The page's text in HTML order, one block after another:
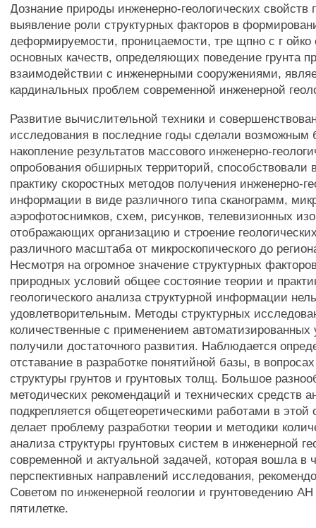
Дознание природы инженерно-геологических свойств
выявление роли структурных факторов в
деформируемости, проницаемости, тре щпно с г ойко
основных качеств, определяющих поведение грунта
взаимодействии с инженерными сооружениями,
кардинальных проблем современной инженерной
Развитие вычислительной техники и
исследования в последние годы сделали возможным
накопление результатов массового инженерно-
опробования обширных территорий, способствовали
практику скоростных методов получения инженерно-
информации в виде различного типа сканограмм,
аэрофотоснимков, схем, рисунков, телевизионных
отображающих организацию и строение
различного масштаба от микроскопического до
Несмотря на огромное значение структурных
природных условий общее состояние теории и
геологического анализа структурной информации
удовлетворительным. Методы структурных
количественные с применением автоматизированных
получили достаточного развития. Наблюдается
отставание в разработке понятийной базы, в
структуры грунтов и грунтовых толщ. Большое
методических рекомендаций и технических средств
подкрепляется общетеоретическими работами в этой
делает проблему разработки теории и методики
анализа структуры грунтовых систем в инженерной
современной и актуальной задачей, которая вошла в
перспективных направлений исследования,
Советом по инженерной геологии и грунтоведению
пятилетке.